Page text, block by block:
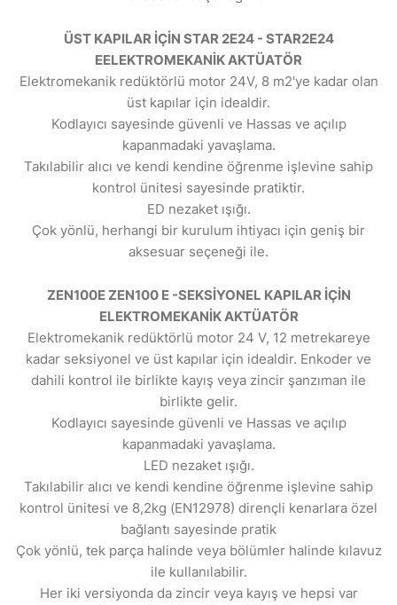
ÜST KAPILAR İÇİN STAR 2E24 - STAR2E24
EELEKTROMEKANİK AKTÜATÖR
Elektromekanik redüktörlü motor 24V, 8 m2'ye kadar olan
üst kapılar için idealdir.
Kodlayıcı sayesinde güvenli ve Hassas ve açılıp
kapanmadaki yavaşlama.
Takılabilir alıcı ve kendi kendine öğrenme işlevine sahip
kontrol ünitesi sayesinde pratiktir.
ED nezaket ışığı.
Çok yönlü, herhangi bir kurulum ihtiyacı için geniş bir
aksesuar seçeneği ile.
ZEN100E ZEN100 E -SEKSİYONEL KAPILAR İÇİN
ELEKTROMEKANİK AKTÜATÖR
Elektromekanik redüktörlü motor 24 V, 12 metrekareye
kadar seksiyonel ve üst kapılar için idealdir. Enkoder ve
dahili kontrol ile birlikte kayış veya zincir şanzıman ile
birlikte gelir.
Kodlayıcı sayesinde güvenli ve Hassas ve açılıp
kapanmadaki yavaşlama.
LED nezaket ışığı.
Takılabilir alıcı ve kendi kendine öğrenme işlevine sahip
kontrol ünitesi ve 8,2kg (EN12978) dirençli kenarlara özel
bağlantı sayesinde pratik
Çok yönlü, tek parça halinde veya bölümler halinde kılavuz
ile kullanılabilir.
Her iki versiyonda da zincir veya kayış ve hepsi var